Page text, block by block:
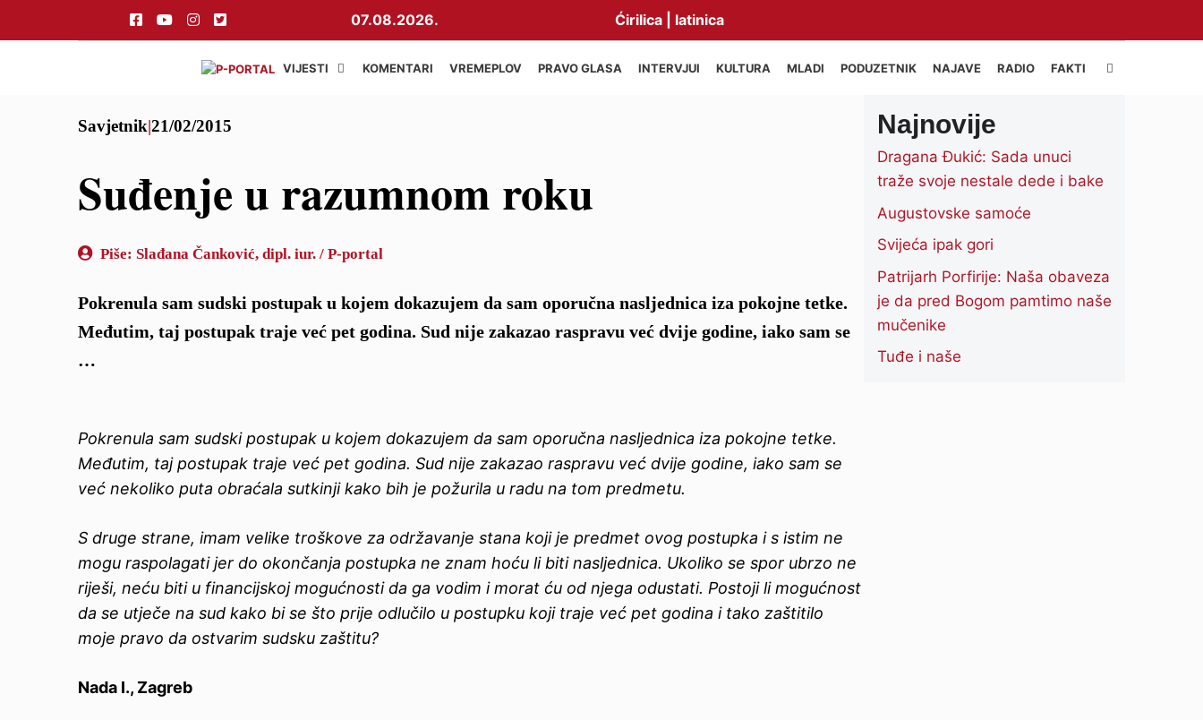
na
07.08.2026. Ćirilica latinica
VIJESTI KOMENTARI VREMEPLOV PRAVO GLASA INTERVJUI KULTURA MLADI PODUZETNIK NAJAVE RADIO FAKTI
Savjetnik|21/02/2015
Suđenje u razumnom roku
Piše: Slađana Čanković, dipl. iur. / P-portal
Pokrenula sam sudski postupak u kojem dokazujem da sam oporučna nasljednica iza pokojne tetke.
Međutim, taj postupak traje već pet godina. Sud nije zakazao raspravu već dvije godine, iako sam se
…
Pokrenula sam sudski postupak u kojem dokazujem da sam oporučna nasljednica iza pokojne tetke.
Međutim, taj postupak traje već pet godina. Sud nije zakazao raspravu već dvije godine, iako sam se
već nekoliko puta obraćala sutkinji kako bih je požurila u radu na tom predmetu.
S druge strane, imam velike troškove za održavanje stana koji je predmet ovog postupka i s istim ne
mogu raspolagati jer do okončanja postupka ne znam hoću li biti nasljednica. Ukoliko se spor ubrzo ne
riješi, neću biti u financijskoj mogućnosti da ga vodim i morat ću od njega odustati. Postoji li mogućnost
da se utječe na sud kako bi se što prije odlučilo u postupku koji traje već pet godina i tako zaštitilo
moje pravo da ostvarim sudsku zaštitu?
Nada I., Zagreb
Najnovije
Dragana Đukić: Sada unuci
traže svoje nestale dede i bake
Augustovske samoće
Svijeća ipak gori
Patrijarh Porfirije: Naša obaveza
je da pred Bogom pamtimo naše
mučenike
Tuđe i naše